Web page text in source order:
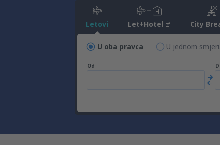
Letovi Let+Hotel City
U oba pravca U jednom
Od